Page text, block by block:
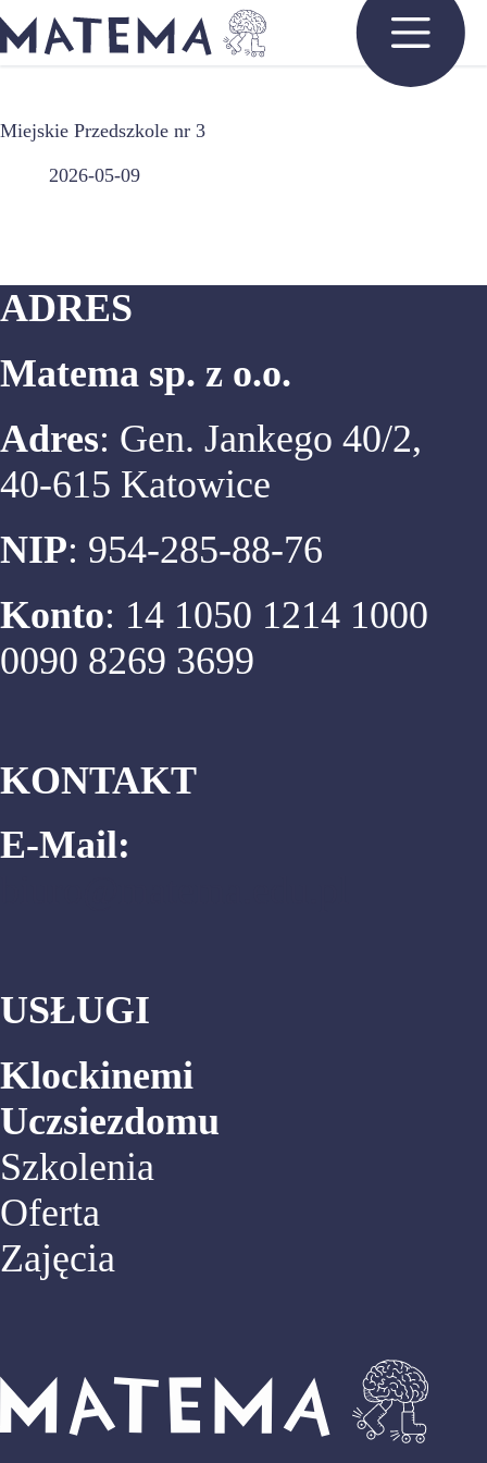
do
treści
Miejskie Przedszkole nr 3
2026-05-09
ADRES
Matema sp. z o.o.
Adres: Gen. Jankego 40/2,
40-615 Katowice
NIP: 954-285-88-76
Konto: 14 1050 1214 1000
0090 8269 3699
KONTAKT
E-Mail:
USŁUGI
Klockinemi
Uczsiezdomu
Szkolenia
Oferta
Zajęcia